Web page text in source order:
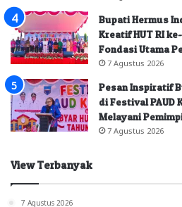
Bupati Hermus
Kreatif HUT RI
Fondasi Utama
7 Agustus 2026
Pesan Inspiratif
di Festival PAUD
Melayani
7 Agustus 2026
View Terbanyak
7 Agustus 2026